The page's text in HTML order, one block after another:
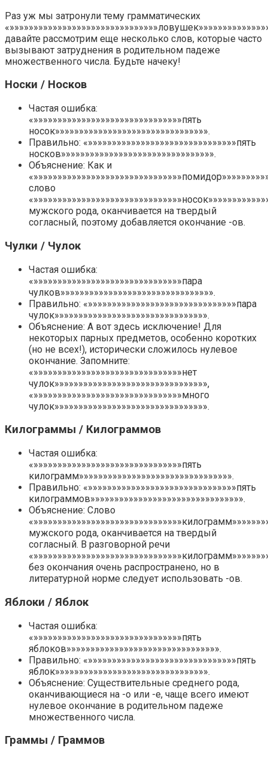
Раз уж мы затронули тему грамматических
давайте рассмотрим еще несколько слов, которые часто
вызывают затруднения в родительном падеже
множественного числа. Будьте начеку!
Носки / Носков
Частая ошибка:
«»»»»»»»»»»»»»»»»»»»»»»»»»»»»»»»пять
носок»»»»»»»»»»»»»»»»»»»»»»»»»»»»»»»».
Правильно: «»»»»»»»»»»»»»»»»»»»»»»»»»»»»»»»пять
носков»»»»»»»»»»»»»»»»»»»»»»»»»»»»»»»».
Объяснение: Как и
слово
мужского рода, оканчивается на твердый
согласный, поэтому добавляется окончание -ов.
Чулки / Чулок
Частая ошибка:
«»»»»»»»»»»»»»»»»»»»»»»»»»»»»»»»пара
чулков»»»»»»»»»»»»»»»»»»»»»»»»»»»»»»»».
Правильно: «»»»»»»»»»»»»»»»»»»»»»»»»»»»»»»»пара
чулок»»»»»»»»»»»»»»»»»»»»»»»»»»»»»»»».
Объяснение: А вот здесь исключение! Для
некоторых парных предметов, особенно коротких
(но не всех!), исторически сложилось нулевое
окончание. Запомните:
«»»»»»»»»»»»»»»»»»»»»»»»»»»»»»»»нет
чулок»»»»»»»»»»»»»»»»»»»»»»»»»»»»»»»»,
«»»»»»»»»»»»»»»»»»»»»»»»»»»»»»»»много
чулок»»»»»»»»»»»»»»»»»»»»»»»»»»»»»»»».
Килограммы / Килограммов
Частая ошибка:
«»»»»»»»»»»»»»»»»»»»»»»»»»»»»»»»пять
килограмм»»»»»»»»»»»»»»»»»»»»»»»»»»»»»»»».
Правильно: «»»»»»»»»»»»»»»»»»»»»»»»»»»»»»»»пять
килограммов»»»»»»»»»»»»»»»»»»»»»»»»»»»»»»»».
Объяснение: Слово
мужского рода, оканчивается на твердый
согласный. В разговорной речи
без окончания очень распространено, но в
литературной норме следует использовать -ов.
Яблоки / Яблок
Частая ошибка:
«»»»»»»»»»»»»»»»»»»»»»»»»»»»»»»»пять
яблоков»»»»»»»»»»»»»»»»»»»»»»»»»»»»»»»».
Правильно: «»»»»»»»»»»»»»»»»»»»»»»»»»»»»»»»пять
яблок»»»»»»»»»»»»»»»»»»»»»»»»»»»»»»»».
Объяснение: Существительные среднего рода,
оканчивающиеся на -о или -е, чаще всего имеют
нулевое окончание в родительном падеже
множественного числа.
Граммы / Граммов